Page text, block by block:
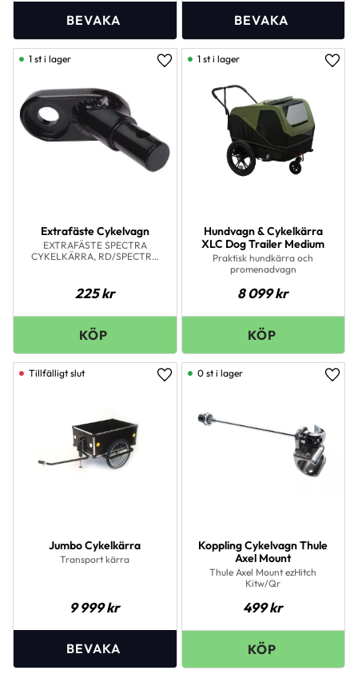
Extrafäste Cykelvagn
EXTRAFÄSTE SPECTRA
CYKELKÄRRA, RD/SPECTRA
225kr
Lägg till i favoriter
1 st i lager
Hundvagn & Cykelkärra
XLC Dog Trailer Medium
Praktisk hundkärra och
promenadvagn
8 099kr
1 st i lager
Jumbo Cykelkärra
Transport kärra
9 999kr
Lägg till i favoriter
Koppling Cykelvagn Thule
Axel Mount
Thule Axel Mount ezHitch
Kitw/Qr
499kr
0 st i lager